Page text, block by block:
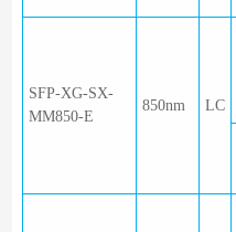
SFP-XG-SX-
MM850-E
850nm LC